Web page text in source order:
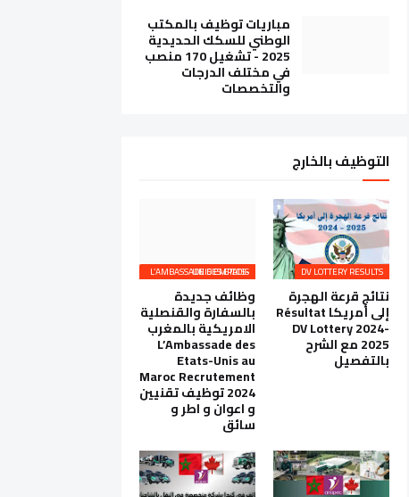
مباريات توظيف بالمكتب
الوطني للسكك الحديدية
2025 - تشغيل 170 منصب
في مختلف الدرجات
والتخصصات
التوظيف بالخارج
DV LOTTERY RESULTS
نتائج قرعة الهجرة
إلى أمريكا Résultat
DV Lottery 2024-
2025 مع الشرح
بالتفصيل
L’AMBASSADE DES ETATS-UNIS EMPLOIS
وظائف جديدة
بالسفارة والقنصلية
الامريكية بالمغرب
L’Ambassade des
Etats-Unis au
Maroc Recrutement
2024 توظيف تقنيين
و اعوان و اطر و
سائق